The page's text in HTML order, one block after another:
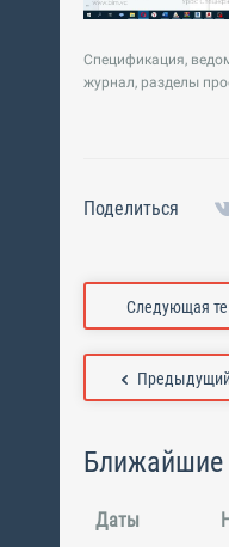
Спецификация,
журнал, разделы
Поделиться
Следующая
Ближайшие
Даты